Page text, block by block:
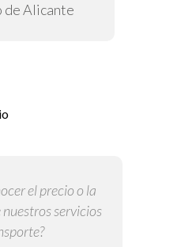
Alicante
el precio o la
servicios